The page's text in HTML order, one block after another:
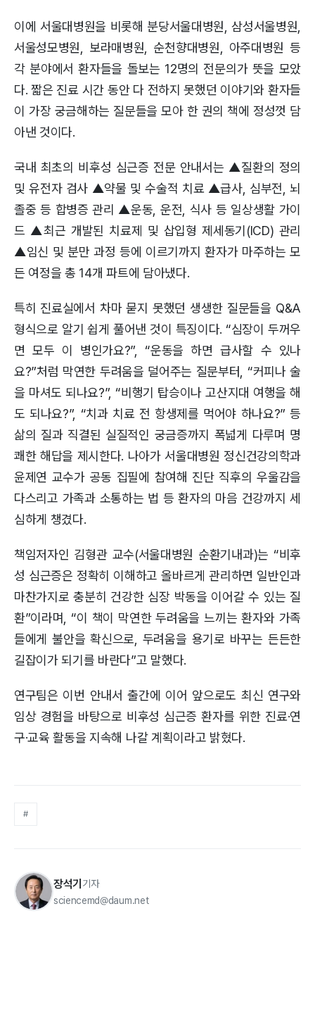
이에 서울대병원을 비롯해 분당서울대병원, 삼성서울병원,
서울성모병원, 보라매병원, 순천향대병원, 아주대병원 등
각 분야에서 환자들을 돌보는 12명의 전문의가 뜻을 모았
다. 짧은 진료 시간 동안 다 전하지 못했던 이야기와 환자들
이 가장 궁금해하는 질문들을 모아 한 권의 책에 정성껏 담
아낸 것이다.
국내 최초의 비후성 심근증 전문 안내서는 ▲질환의 정의
및 유전자 검사 ▲약물 및 수술적 치료 ▲급사, 심부전, 뇌
졸중 등 합병증 관리 ▲운동, 운전, 식사 등 일상생활 가이
드 ▲최근 개발된 치료제 및 삽입형 제세동기(ICD) 관리
▲임신 및 분만 과정 등에 이르기까지 환자가 마주하는 모
든 여정을 총 14개 파트에 담아냈다.
특히 진료실에서 차마 묻지 못했던 생생한 질문들을 Q&A
형식으로 알기 쉽게 풀어낸 것이 특징이다. “심장이 두꺼우
면 모두 이 병인가요?”, “운동을 하면 급사할 수 있나
요?”처럼 막연한 두려움을 덜어주는 질문부터, “커피나 술
을 마셔도 되나요?”, “비행기 탑승이나 고산지대 여행을 해
도 되나요?”, “치과 치료 전 항생제를 먹어야 하나요?” 등
삶의 질과 직결된 실질적인 궁금증까지 폭넓게 다루며 명
쾌한 해답을 제시한다. 나아가 서울대병원 정신건강의학과
윤제연 교수가 공동 집필에 참여해 진단 직후의 우울감을
다스리고 가족과 소통하는 법 등 환자의 마음 건강까지 세
심하게 챙겼다.
책임저자인 김형관 교수(서울대병원 순환기내과)는 “비후
성 심근증은 정확히 이해하고 올바르게 관리하면 일반인과
마찬가지로 충분히 건강한 심장 박동을 이어갈 수 있는 질
환”이라며, “이 책이 막연한 두려움을 느끼는 환자와 가족
들에게 불안을 확신으로, 두려움을 용기로 바꾸는 든든한
길잡이가 되기를 바란다”고 말했다.
연구팀은 이번 안내서 출간에 이어 앞으로도 최신 연구와
임상 경험을 바탕으로 비후성 심근증 환자를 위한 진료·연
구·교육 활동을 지속해 나갈 계획이라고 밝혔다.
#
장석기 기자
sciencemd@daum.net